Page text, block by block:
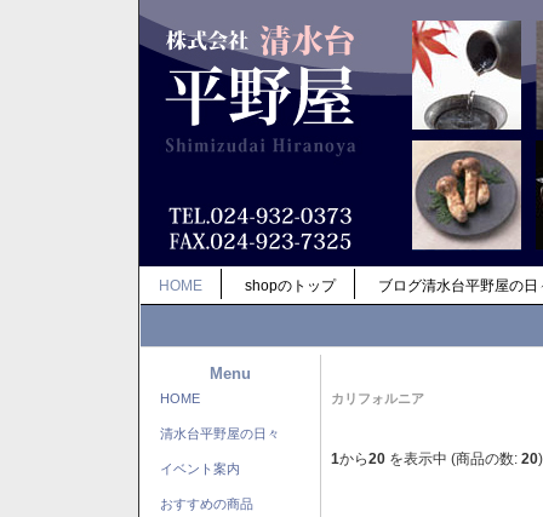
HOME shopのトップ ブログ清水台平野屋の日
Menu
HOME
清水台平野屋の日々
イベント案内
おすすめの商品
カリフォルニア
1から20 を表示中 (商品の数: 20)